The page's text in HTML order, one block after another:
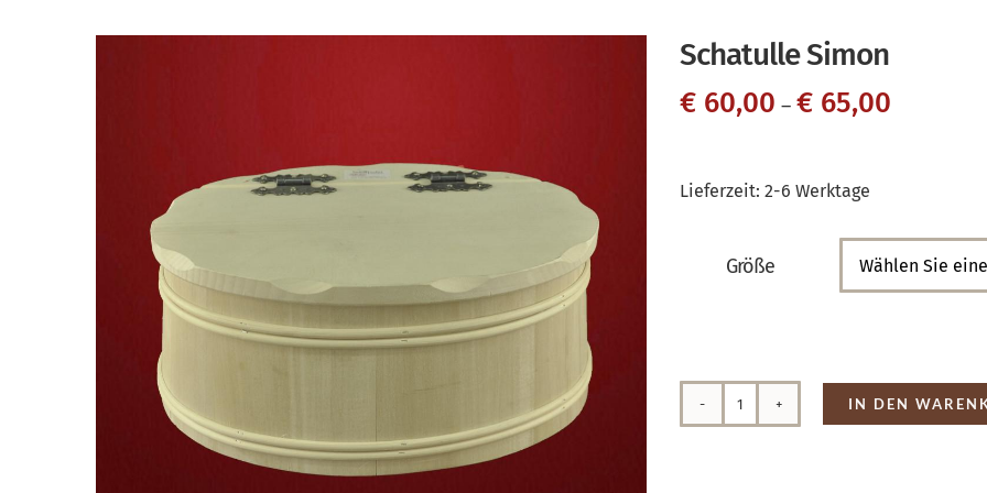
Schatulle Simon
€ 60,00 – € 65,00
Lieferzeit: 2-6 Werktage
Größe
Schatulle
IN DEN